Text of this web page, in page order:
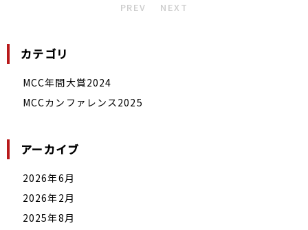
PREV NEXT
カテゴリ
MCC年間大賞2024
MCCカンファレンス2025
アーカイブ
2026年6月
2026年2月
2025年8月